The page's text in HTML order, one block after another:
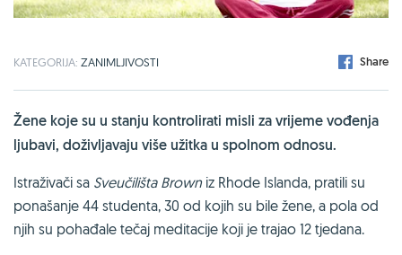
KATEGORIJA: ZANIMLJIVOSTI Share
Žene koje su u stanju kontrolirati misli za vrijeme vođenja
ljubavi, doživljavaju više užitka u spolnom odnosu.
Istraživači sa Sveučilišta Browniz Rhode Islanda, pratili su
ponašanje 44 studenta, 30 od kojih su bile žene, a pola od
njih su pohađale tečaj meditacije koji je trajao 12 tjedana.